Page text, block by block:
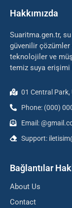
Hakkımızda
Suaritma.gen.tr,
güvenilir
teknolojiler ve
temiz suya erişimi
01 Central Park,
Phone: (000)
Email:
Support:
Bağlantılar
About Us
Contact